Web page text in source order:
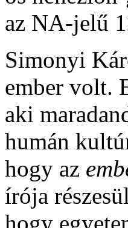
az NA-jelű
Simonyi
ember volt.
aki
humán
hogy az
írója
hogy